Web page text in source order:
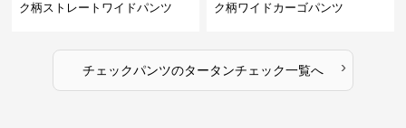
ク柄ストレートワイドパンツ
ク柄ワイドカーゴパンツ
チェックパンツのタータンチェック一覧へ ›